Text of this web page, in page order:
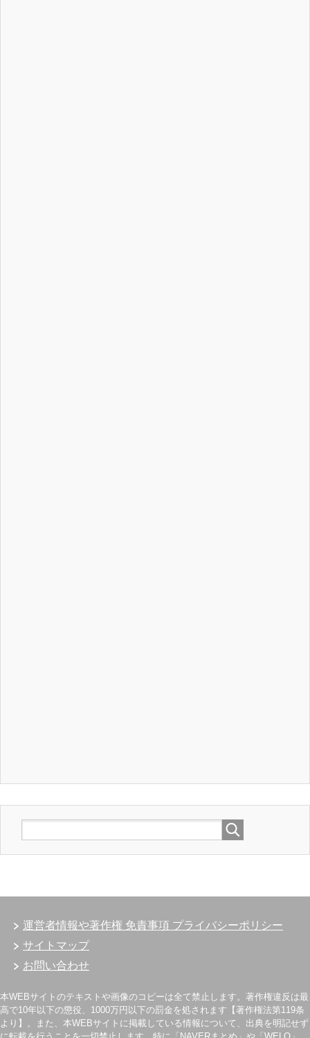
運営者情報や著作権 免責事項 プライバシーポリシー
サイトマップ
お問い合わせ
本WEBサイトのテキストや画像のコピーは全て禁止します。著作権違反は最
高で10年以下の懲役、1000万円以下の罰金を処されます【著作権法第119条
より】。また、本WEBサイトに掲載している情報について、出典を明記せず